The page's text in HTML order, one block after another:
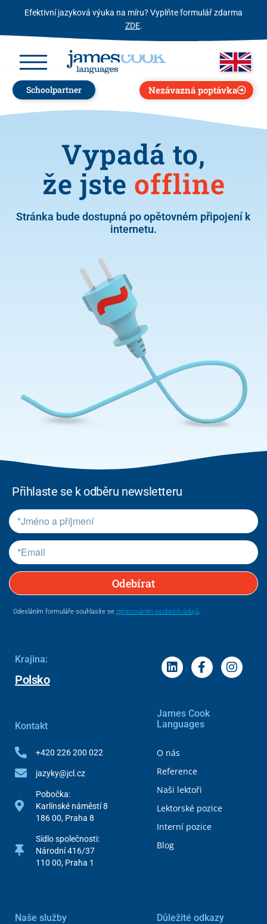
Efektivní jazyková výuka na míru? Vyplňte formulář zdarma
ZDE.
Schoolpartner Nezávazná poptávka
Vypadá to,
že jste offline
Stránka bude dostupná po opětovném připojení k
internetu.
Přihlaste se k odběru newsletteru
Odebírat
Odesláním formuláře souhlasíte se zpracováním osobních údajů.
Krajina:
Polsko
Kontakt
+420 226 200 022
jazyky@jcl.cz
Pobočka:
Karlínské náměstí 8
186 00, Praha 8
Sídlo společnosti:
Národní 416/37
110 00, Praha 1
James Cook
Languages
O nás
Reference
Naši lektoři
Lektorské pozice
Interní pozice
Blog
Naše služby Důležité odkazy